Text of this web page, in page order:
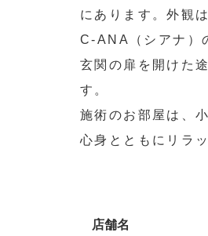
にあります。外観
C-ANA（シアナ）
玄関の扉を開けた
す。
施術のお部屋は、
心身とともにリラ
店舗名